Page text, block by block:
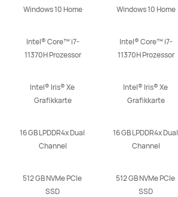
Windows 10 Home
Intel® Core™ i7-
11370H Prozessor
Intel® Iris® Xe
Grafikkarte
16 GB LPDDR4x Dual
Channel
512 GB NVMe PCIe
SSD
Windows 10 Home
Intel® Core™ i7-
11370H Prozessor
Intel® Iris® Xe
Grafikkarte
16 GB LPDDR4x Dual
Channel
512 GB NVMe PCIe
SSD